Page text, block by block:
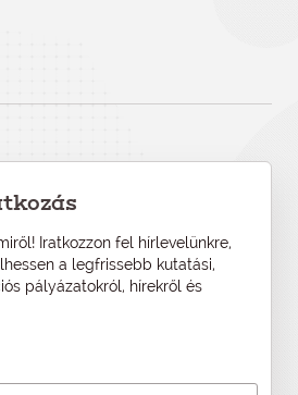
Iratkozzon fel hírlevelünkre,
a legfrissebb kutatási,
pályázatokról, hírekről és